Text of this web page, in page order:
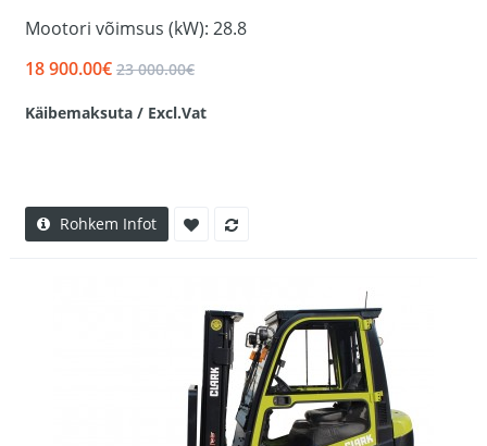
Mootori võimsus (kW): 28.8
18 900.00€ 23 000.00€
Käibemaksuta / Excl.Vat
Rohkem Infot